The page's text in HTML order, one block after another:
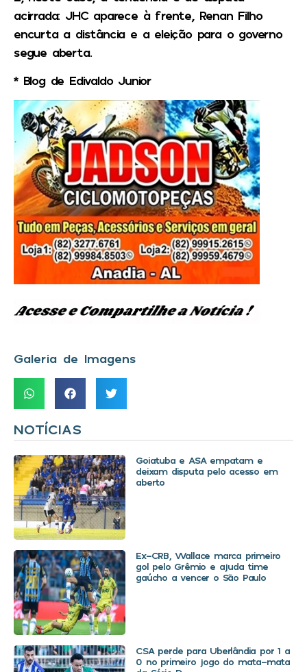
acirrada: JHC aparece à frente, Renan Filho
encurta a distância e a eleição para o governo
segue aberta.
* Blog de Edivaldo Junior
Galeria de Imagens
NOTÍCIAS
Goiatuba e ASA empatam e
deixam disputa pelo acesso em
aberto
Ex-CRB, Wallace marca primeiro
gol pelo Grêmio e ajuda time
gaúcho a vencer o São Paulo
CSA perde para Uberlândia por 1 a
0 no primeiro jogo do mata-mata